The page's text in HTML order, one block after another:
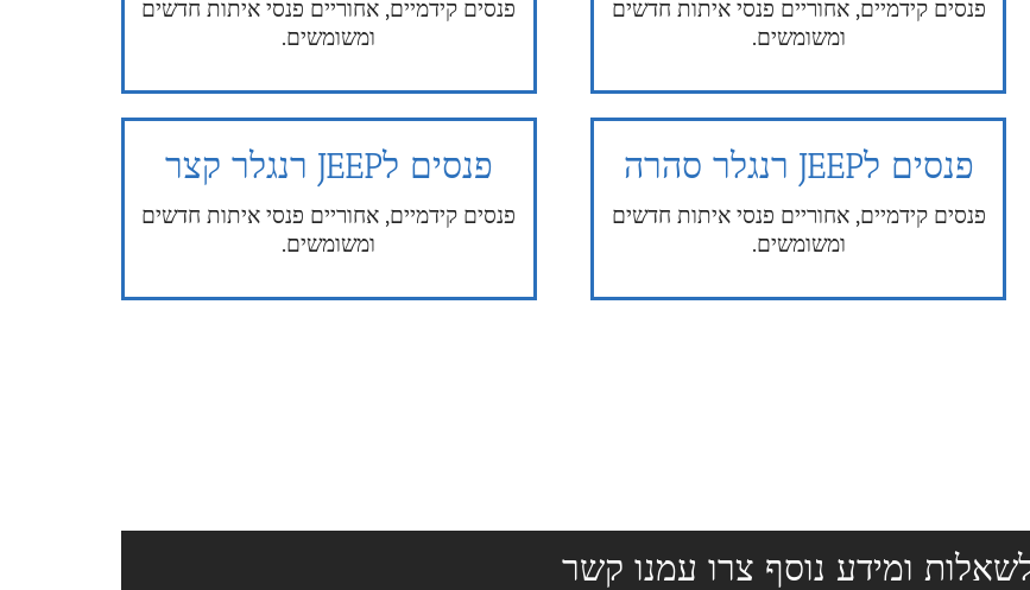
פנסים קידמיים, אחוריים פנסי איתות חדשים
ומשומשים.
פנסים קידמיים, אחוריים פנסי איתות חדשים
ומשומשים.
פנסים לJEEP רנגלר סהרה
פנסים קידמיים, אחוריים פנסי איתות חדשים
ומשומשים.
פנסים לJEEP רנגלר קצר
פנסים קידמיים, אחוריים פנסי איתות חדשים
ומשומשים.
ומידע נוסף צרו עמנו קשר